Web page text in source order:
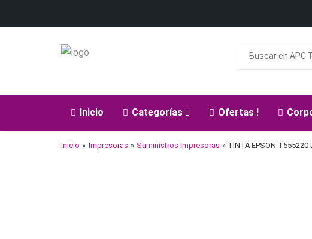
Inicio Categorías Ofertas !
Inicio » Impresoras » Suministros Impresoras » TINTA EPSON T555220